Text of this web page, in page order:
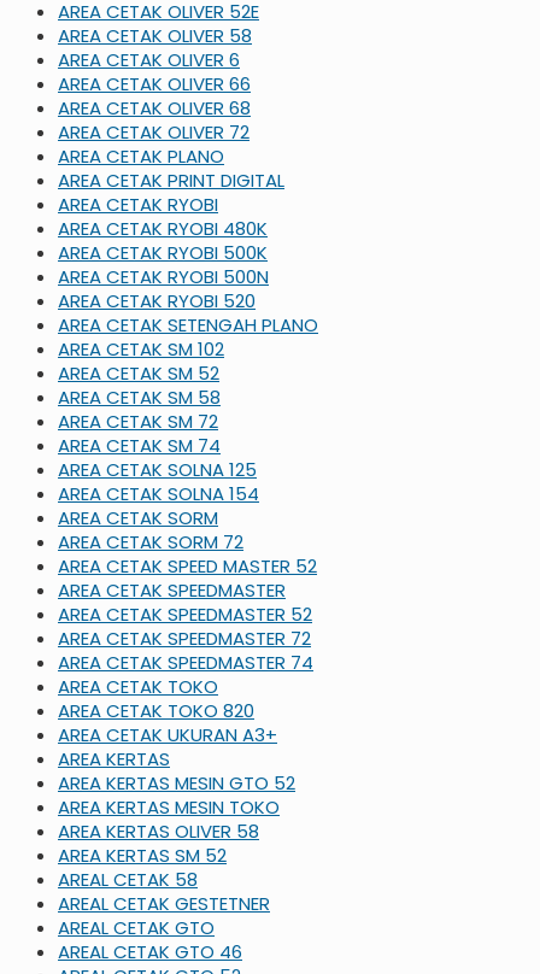
AREA CETAK OLIVER 52E
AREA CETAK OLIVER 58
AREA CETAK OLIVER 6
AREA CETAK OLIVER 66
AREA CETAK OLIVER 68
AREA CETAK OLIVER 72
AREA CETAK PLANO
AREA CETAK PRINT DIGITAL
AREA CETAK RYOBI
AREA CETAK RYOBI 480K
AREA CETAK RYOBI 500K
AREA CETAK RYOBI 500N
AREA CETAK RYOBI 520
AREA CETAK SETENGAH PLANO
AREA CETAK SM 102
AREA CETAK SM 52
AREA CETAK SM 58
AREA CETAK SM 72
AREA CETAK SM 74
AREA CETAK SOLNA 125
AREA CETAK SOLNA 154
AREA CETAK SORM
AREA CETAK SORM 72
AREA CETAK SPEED MASTER 52
AREA CETAK SPEEDMASTER
AREA CETAK SPEEDMASTER 52
AREA CETAK SPEEDMASTER 72
AREA CETAK SPEEDMASTER 74
AREA CETAK TOKO
AREA CETAK TOKO 820
AREA CETAK UKURAN A3+
AREA KERTAS
AREA KERTAS MESIN GTO 52
AREA KERTAS MESIN TOKO
AREA KERTAS OLIVER 58
AREA KERTAS SM 52
AREAL CETAK 58
AREAL CETAK GESTETNER
AREAL CETAK GTO
AREAL CETAK GTO 46